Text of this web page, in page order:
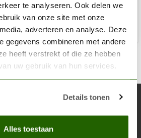
te analyseren. Ook delen we
van onze site met onze
adverteren en analyse. Deze
gegevens combineren met andere
heeft verstrekt of die ze hebben
uw gebruik van hun services.
Details tonen
Alles toestaan
over onze laatste acties